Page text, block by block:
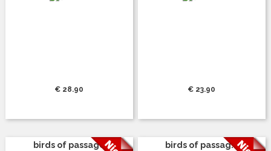
€ 28.90 € 23.90
birds of passage birds of passag...